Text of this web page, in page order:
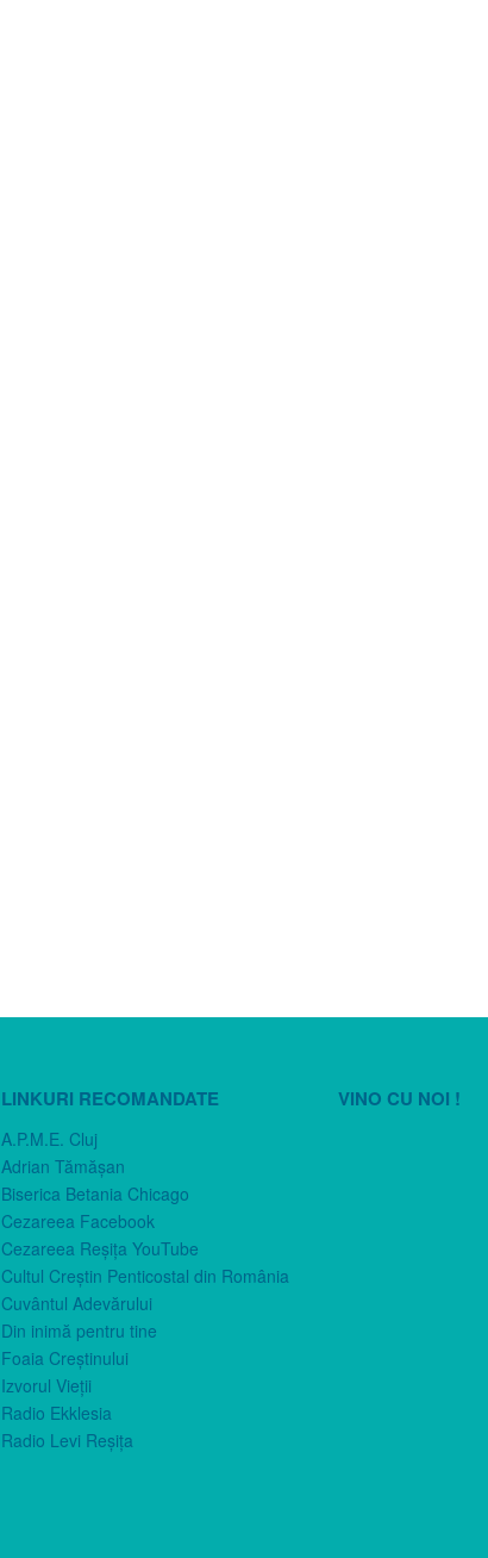
LINKURI RECOMANDATE
A.P.M.E. Cluj
Adrian Tămăşan
Biserica Betania Chicago
Cezareea Facebook
Cezareea Reşiţa YouTube
Cultul Creştin Penticostal din România
Cuvântul Adevărului
Din inimă pentru tine
Foaia Creştinului
Izvorul Vieţii
Radio Ekklesia
Radio Levi Reşiţa
VINO CU NOI !